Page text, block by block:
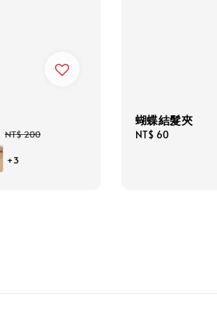
Regular
NT$ 200
+3
蝴蝶結髮夾
Regular
NT$ 60